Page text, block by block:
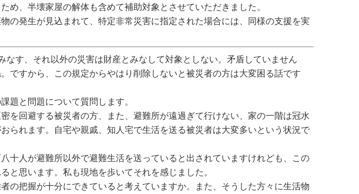
め、半壊家屋の解体も含めて補助対象とさせていただきました。
の発生が見込まれて、特定非常災害に指定された場合には、同様の支援を実
す、それ以外の災害は財産とみなして対象としない。矛盾していません
ですから、この規定からやはり削除しないと被災者の方は大変困る話です
題と問題について質問します。
を回避する被災者の方、また、避難所が遠過ぎて行けない、家の一階は冠水
られます。自宅や親戚、知人宅で生活を送る被災者は大変多いという状況で
十人が避難所以外で避難生活を送っていると出されていますけれども、この
と思います。私も現地を歩いてそれを感じました。
の把握が十分にできていると考えていますか。また、そうした方々に生活物